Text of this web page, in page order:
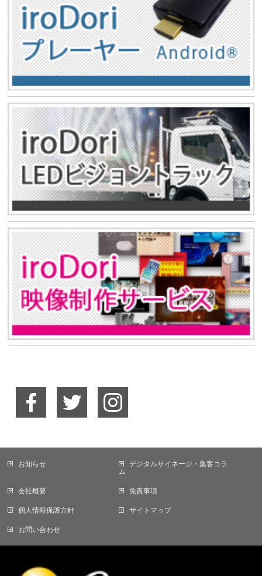
お知らせ
デジタルサイネージ・集客コラ
ム
会社概要 免責事項
個人情報保護方針 サイトマップ
お問い合わせ